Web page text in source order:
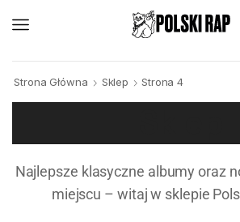
Strona Główna Sklep Strona 4
Najlepsze klasyczne albumy oraz
miejscu – witaj w sklepie